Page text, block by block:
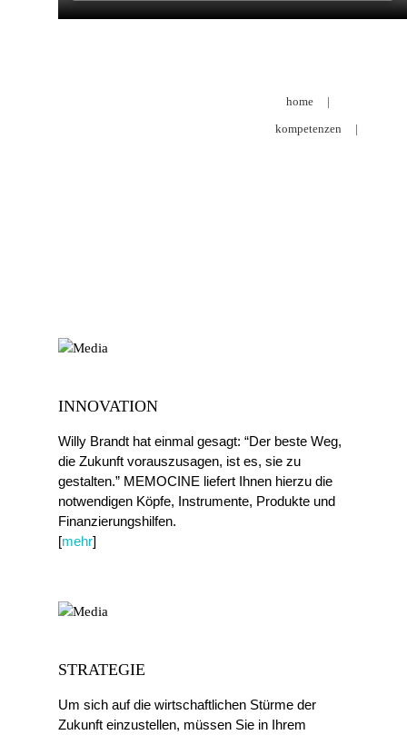
home
|
kompetenzen
|
INNOVATION
Willy Brandt hat einmal gesagt: “Der beste Weg,
die Zukunft vorauszusagen, ist es, sie zu
gestalten.” MEMOCINE liefert Ihnen hierzu die
notwendigen Köpfe, Instrumente, Produkte und
Finanzierungshilfen.
[mehr]
STRATEGIE
Um sich auf die wirtschaftlichen Stürme der
Zukunft einzustellen, müssen Sie in Ihrem